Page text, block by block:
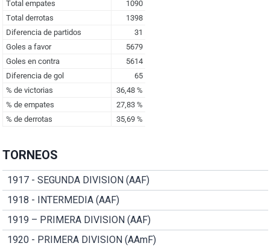
TORNEOS
1917 - SEGUNDA DIVISION (AAF)
1918 - INTERMEDIA (AAF)
1919 – PRIMERA DIVISION (AAF)
1920 - PRIMERA DIVISION (AAmF)